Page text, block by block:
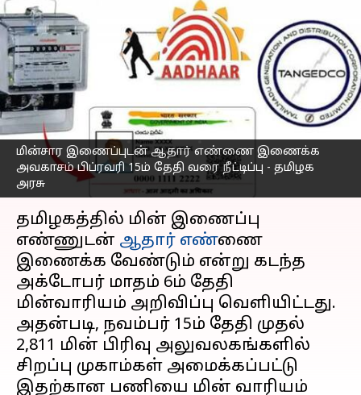
மின்சார இணைப்புடன் ஆதார் எண்ணை இணைக்க
அவகாசம் பிப்ரவரி 15ம் தேதி வரை நீட்டிப்பு - தமிழக
அரசு
தமிழகத்தில் மின்சார
இணைப்புடன் ஆதார்
எண்ணை இணைக்க
அவகாசம் நீட்டிப்பு - தமிழக
அரசு
எழுதியவர் Nivetha P Feb 01, 2023 01:43 pm
செய்தி முன்னோட்டம்
தமிழகத்தில் மின் இணைப்பு
எண்ணுடன் ஆதார் எண்ணை
இணைக்க வேண்டும் என்று கடந்த
அக்டோபர் மாதம் 6ம் தேதி
மின்வாரியம் அறிவிப்பு வெளியிட்டது.
அதன்படி, நவம்பர் 15ம் தேதி முதல்
2,811 மின் பிரிவு அலுவலகங்களில்
சிறப்பு முகாம்கள் அமைக்கப்பட்டு
இதற்கான பணியை மின் வாரியம்